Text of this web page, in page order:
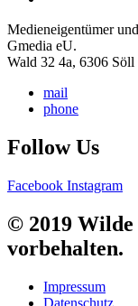
Medieneigentümer
Gmedia eU.
Wald 32 4a, 6306 Söll
mail
phone
Follow Us
Facebook Instagram
© 2019
vorbehalten.
Impressum
Datenschutz